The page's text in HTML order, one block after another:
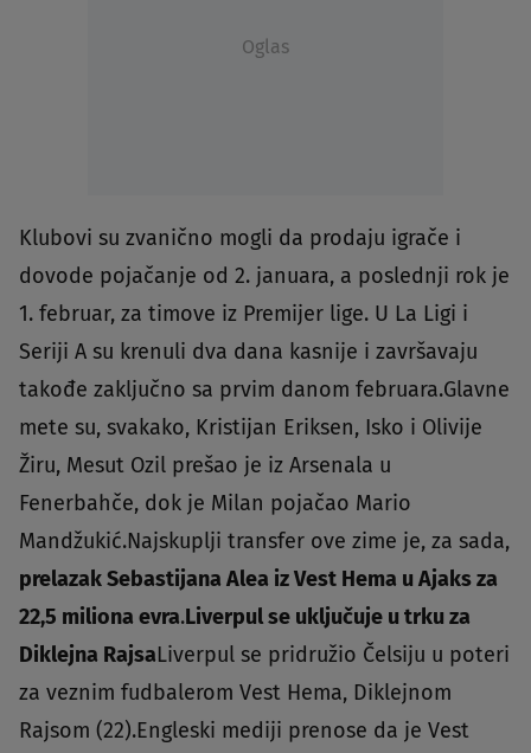
Oglas
Klubovi su zvanično mogli da prodaju igrače i
dovode pojačanje od 2. januara, a poslednji rok je
1. februar, za timove iz Premijer lige. U La Ligi i
Seriji A su krenuli dva dana kasnije i završavaju
takođe zaključno sa prvim danom februara.Glavne
mete su, svakako, Kristijan Eriksen, Isko i Olivije
Žiru, Mesut Ozil prešao je iz Arsenala u
Fenerbahče, dok je Milan pojačao Mario
Mandžukić.Najskuplji transfer ove zime je, za sada,
prelazak Sebastijana Alea iz Vest Hema u Ajaks za
22,5 miliona evra.Liverpul se uključuje u trku za
Diklejna RajsaLiverpul se pridružio Čelsiju u poteri
za veznim fudbalerom Vest Hema, Diklejnom
Rajsom (22).Engleski mediji prenose da je Vest